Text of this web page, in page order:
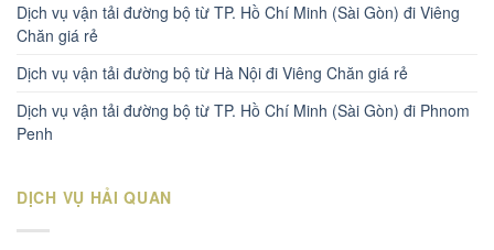
Dịch vụ vận tải đường bộ từ TP. Hồ Chí Minh (Sài Gòn) đi Viêng
Chăn giá rẻ
Dịch vụ vận tải đường bộ từ Hà Nội đi Viêng Chăn giá rẻ
Dịch vụ vận tải đường bộ từ TP. Hồ Chí Minh (Sài Gòn) đi Phnom
Penh
DỊCH VỤ HẢI QUAN